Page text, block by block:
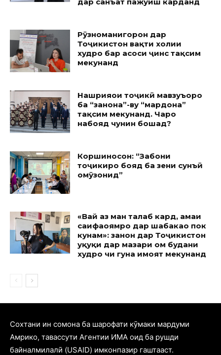
Рӯзноманигорон дар
Тоҷикистон вақти холии
худро бар асоси ҷинс тақсим
мекунанд
Нашрияҳои тоҷикӣ мавзуъҳоро
ба “занона”-ву “мардона”
тақсим мекунанд. Чаро
набояд чунин бошад?
Коршиносон: “Забони
тоҷикиро бояд ба зеҳни сунъӣ
омӯзонид”
«Вай аз ман талаб кард, ҳамаи
саҳифаҳоямро дар шабакаҳо пок
кунам»: занон дар Тоҷикистон
ҳуқуқи дар мазҳари ом будани
худро чи гуна ҳимоят мекунанд
Cохтани ин сомона ба шарофати кӯмаки мардуми
Амрико, тавассути Агентии ИМА оид ба рушди
байналмилалӣ (USAID) имконпазир гаштааст.